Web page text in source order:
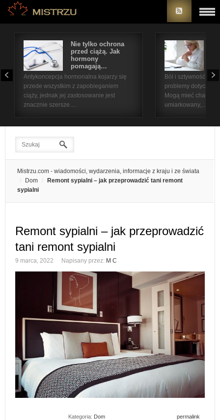
Nie tylko ochrona
przed ciążą. Jak
hormony
pomagają…
Antykoncepcja hormonalna kojarzy się
przede wszystkim z zapobieganiem
ciąży, jednak jej zastosowanie jest
znacznie szersze.…
Ból i sztywność
problemy
Mogą mieć
umiarkowany,…
Mistrzu.com - wiadomości, wydarzenia, informacje z kraju i ze świata
Dom
Remont sypialni – jak przeprowadzić tani remont
sypialni
Remont sypialni – jak przeprowadzić
tani remont sypialni
9 marca, 2022 Napisany przez: M C
Kategoria: Dom permalink